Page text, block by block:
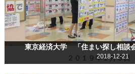
東京経済大学 「住まい探し相談
2018-12-21
２０１９年１月６日